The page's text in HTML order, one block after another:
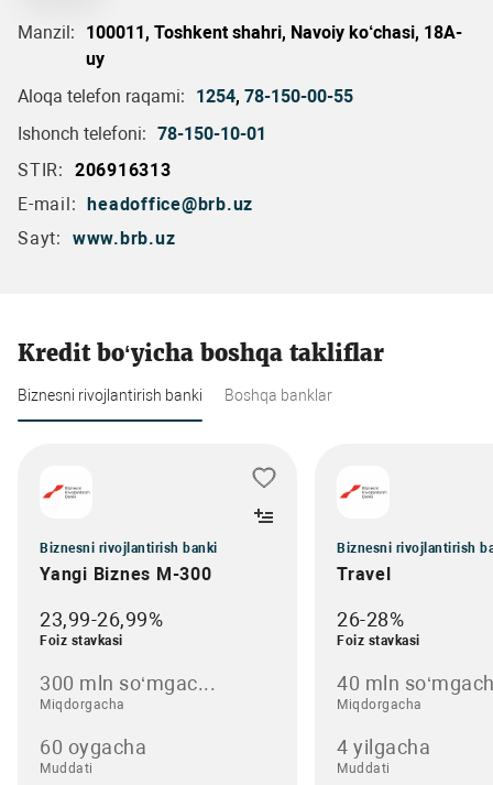
Manzil:
100011, Toshkent shahri, Navoiy ko‘chasi, 18A-
uy
Aloqa telefon raqami:
1254, 78-150-00-55
Ishonch telefoni: 78-150-10-01
STIR:
206916313
E-mail: headoffice@brb.uz
Sayt:
www.brb.uz
Kredit bo‘yicha boshqa takliflar
Biznesni rivojlantirish banki Boshqa banklar
Biznesni rivojlantirish banki
Yangi Biznes M-300
23,99-26,99%
Foiz stavkasi
300 mln so‘mgac...
Miqdorgacha
60 oygacha
Muddati
Biznesni rivojlantirish
Travel
26-28%
Foiz stavkasi
40 mln
Miqdorgacha
4 yilgacha
Muddati